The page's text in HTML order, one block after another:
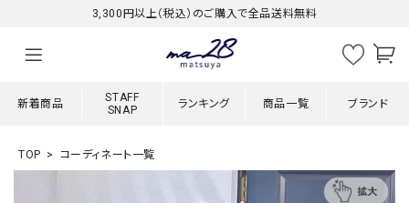
3,300円以上（税込）のご購入で全品送料無料
新着商品
STAFF
SNAP
ランキング 商品一覧 ブランド
TOP コーディネート一覧